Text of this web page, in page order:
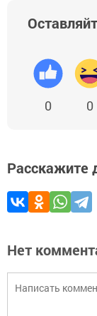
0 0
Расскажите
Нет